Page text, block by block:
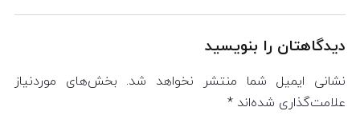
دیدگاهتان را بنویسید
نشانی ایمیل شما منتشر نخواهد شد. بخش‌های موردنیاز
علامت‌گذاری شده‌اند *